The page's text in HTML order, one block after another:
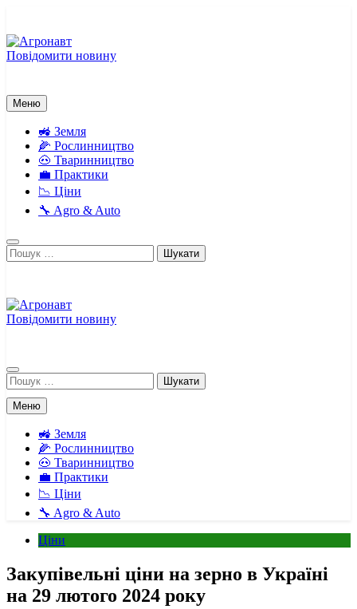
вмісту
Повідомити новину
Меню
🚜 Земля
🌽 Рослинництво
🐽 Тваринництво
💼 Практики
📉 Ціни
🔧 Agro & Auto
Пошук:
Повідомити новину
Пошук:
Меню
🚜 Земля
🌽 Рослинництво
🐽 Тваринництво
💼 Практики
📉 Ціни
🔧 Agro & Auto
Ціни
Закупівельні ціни на зерно в Україні
на 29 лютого 2024 року